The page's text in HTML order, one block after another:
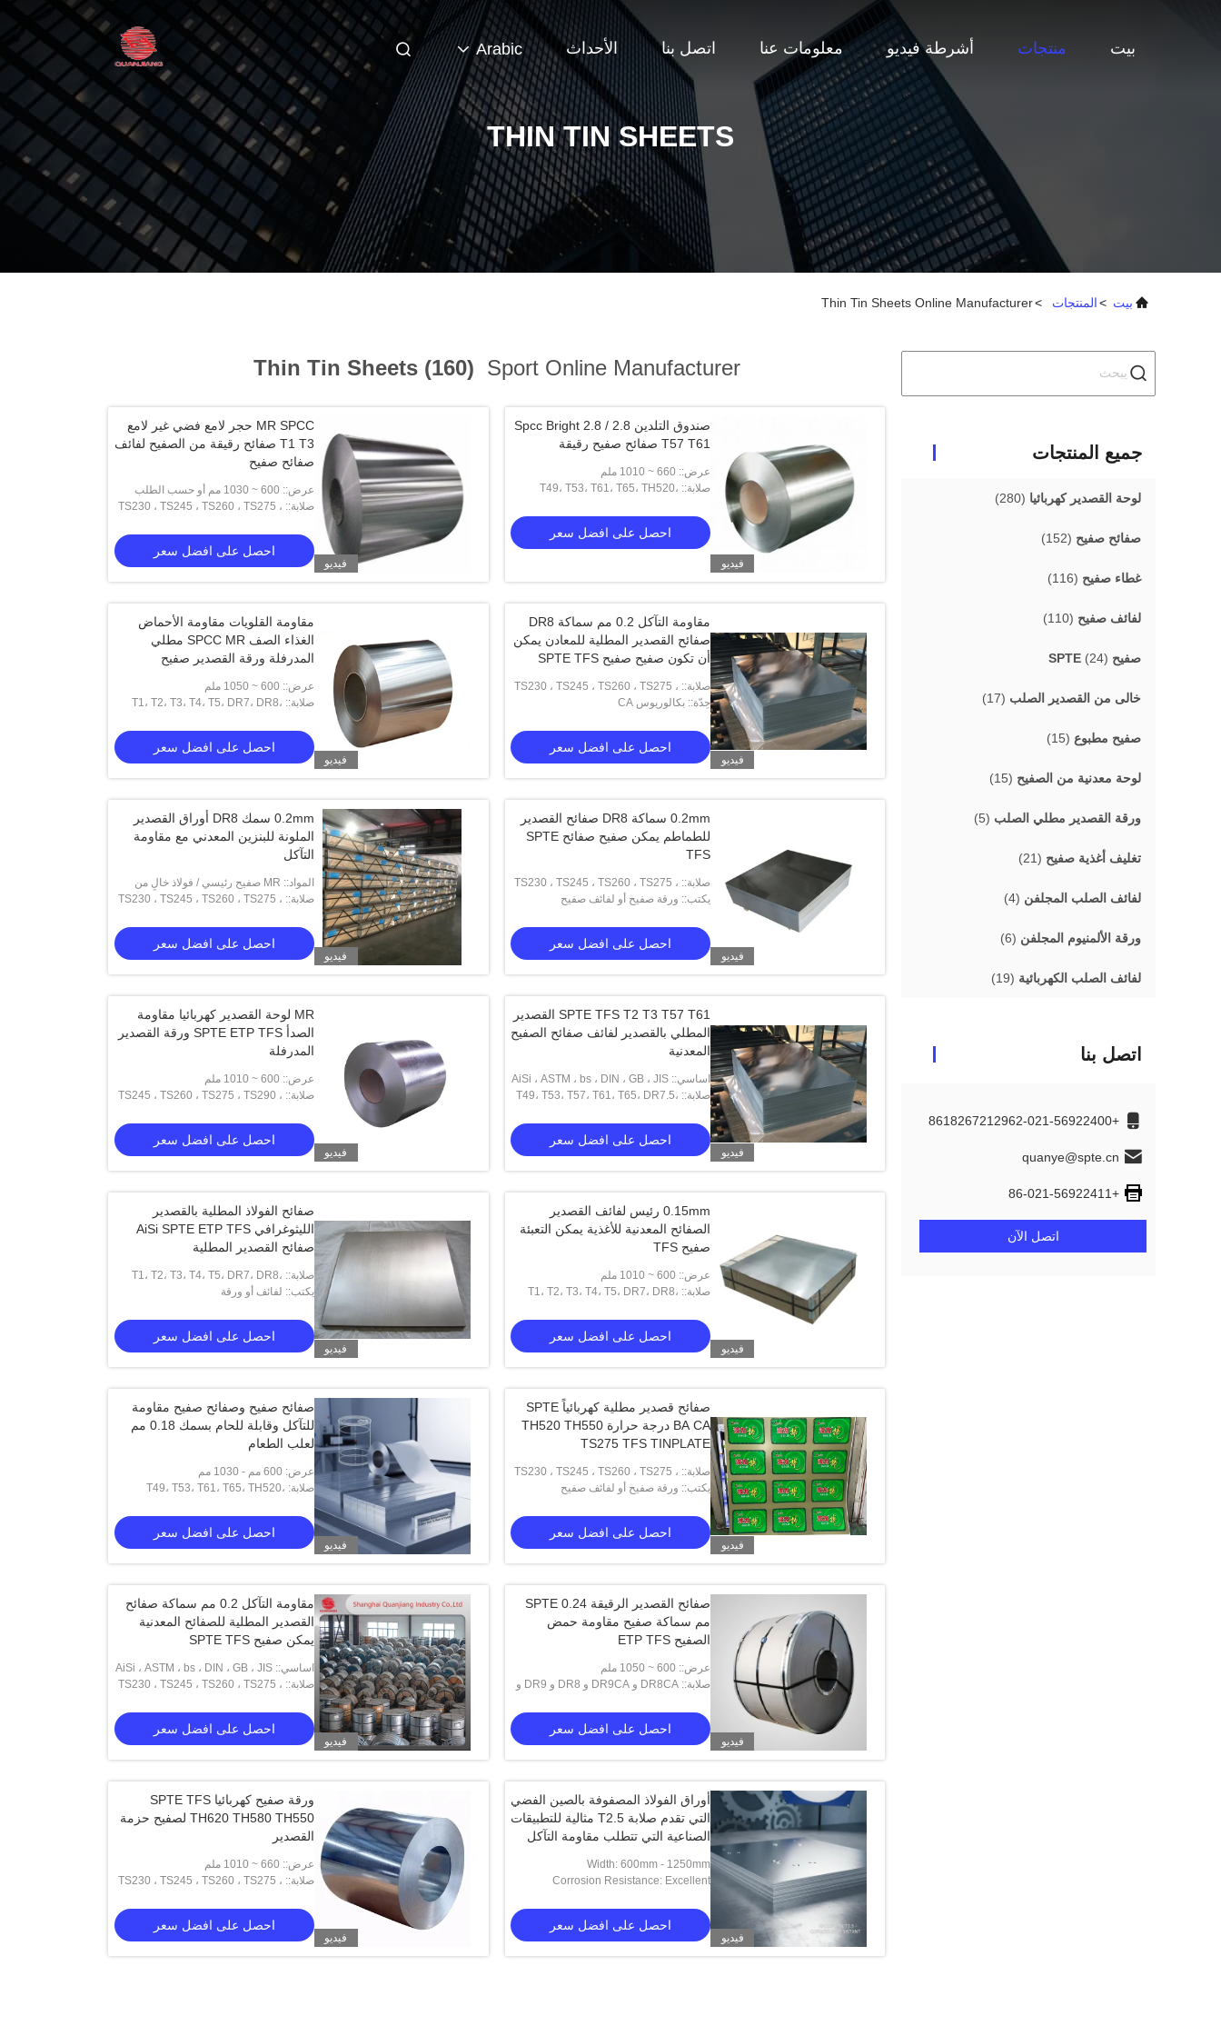
بيت منتجات أشرطة فيديو معلومات عنا اتصل بنا الأحداث Arabic
THIN TIN SHEETS
بيت >المنتجات >
Thin Tin Sheets Online Manufacturer
جميع المنتجات
لوحة القصدير كهربائيا (280)
صفائح صفيح (152)
غطاء صفيح (116)
لفائف صفيح (110)
صفيح SPTE (24)
خالى من القصدير الصلب (17)
صفيح مطبوع (15)
لوحة معدنية من الصفيح (15)
ورقة القصدير مطلي الصلب (5)
تغليف أغذية صفيح (21)
لفائف الصلب المجلفن (4)
ورقة الألمنيوم المجلفن (6)
لفائف الصلب الكهربائية (19)
اتصل بنا
+8618267212962-021-56922400
quanye@spte.cn
+86-021-56922411
اتصل الآن
Thin Tin Sheets (160) Sport Online Manufacturer
فيديو
صندوق التلدين Spcc Bright 2.8 / 2.8
T57 T61 صفائح صفيح رقيقة
عرض:: 660 ~ 1010 ملم
صلابة:: T49، T53، T61، T65، TH520،
احصل على افضل سعر
فيديو
MR SPCC حجر لامع فضي غير لامع
T1 T3 صفائح رقيقة من الصفيح لفائف
صفائح صفيح
عرض:: 600 ~ 1030 مم أو حسب الطلب
صلابة:: TS230 ، TS245 ، TS260 ، TS275 ،
TH550 ، TH580 ، TH620
احصل على افضل سعر
فيديو
مقاومة التآكل 0.2 مم سماكة DR8
صفائح القصدير المطلية للمعادن يمكن
أن تكون صفيح صفيح SPTE TFS
صلابة:: TS230 ، TS245 ، TS260 ، TS275 ،
TS290 ، TH415 ، TH435 ، TH520 ،
حِدّة:: بكالوريوس CA
احصل على افضل سعر
فيديو
مقاومة القلويات مقاومة الأحماض
الغذاء الصف SPCC MR مطلي
المدرفلة ورقة القصدير صفيح
عرض:: 600 ~ 1050 ملم
صلابة:: T1، T2، T3، T4، T5، DR7، DR8،
احصل على افضل سعر
فيديو
0.2mm سماكة DR8 صفائح القصدير
للطماطم يمكن صفيح صفائح SPTE
TFS
صلابة:: TS230 ، TS245 ، TS260 ، TS275 ،
TS290 ، TH415 ، TH435 ، TH520 ،
يكتب:: ورقة صفيح أو لفائف صفيح
احصل على افضل سعر
فيديو
0.2mm سمك DR8 أوراق القصدير
الملونة للبنزين المعدني مع مقاومة
التآكل
المواد:: MR صفيح رئيسي / فولاذ خالٍ من
القصديرصلابة:: TS230 ، TS245 ، TS260 ، TS275 ،
TH550 ، TH580 ، TH620
احصل على افضل سعر
فيديو
SPTE TFS T2 T3 T57 T61 القصدير
المطلي بالقصدير لفائف صفائح الصفيح
المعدنية
اساسي:: AiSi ، ASTM ، bs ، DIN ، GB ، JIS
صلابة:: T49، T53، T57، T61، T65، DR7.5،
احصل على افضل سعر
فيديو
MR لوحة القصدير كهربائيا مقاومة
الصدأ SPTE ETP TFS ورقة القصدير
المدرفلة
عرض:: 600 ~ 1010 ملم
صلابة:: TS245 ، TS260 ، TS275 ، TS290 ،
TH580 ، TH620.
احصل على افضل سعر
فيديو
0.15mm رئيس لفائف القصدير
الصفائح المعدنية للأغذية يمكن التعبئة
صفيح TFS
عرض:: 600 ~ 1010 ملم
صلابة:: T1، T2، T3، T4، T5، DR7، DR8،
احصل على افضل سعر
فيديو
صفائح الفولاذ المطلية بالقصدير
الليثوغرافي AiSi SPTE ETP TFS
صفائح القصدير المطلية
صلابة:: T1، T2، T3، T4، T5، DR7، DR8،
DR9، TH550، TH520
يكتب:: لفائف أو ورقة
احصل على افضل سعر
فيديو
صفائح قصدير مطلية كهربائياً SPTE
BA CA درجة حرارة TH520 TH550
TS275 TFS TINPLATE
صلابة:: TS230 ، TS245 ، TS260 ، TS275 ،
TS290 ، TH415 ، TH435 ، TH520 ،
يكتب:: ورقة صفيح أو لفائف صفيح
احصل على افضل سعر
فيديو
صفائح صفيح وصفائح صفيح مقاومة
للتآكل وقابلة للحام بسمك 0.18 مم
لعلب الطعام
عرض: 600 مم - 1030 مم
صلابة: T49، T53، T61، T65، TH520،
احصل على افضل سعر
فيديو
صفائح القصدير الرقيقة SPTE 0.24
مم سماكة صفيح مقاومة حمض
الصفيح ETP TFS
عرض:: 600 ~ 1050 ملم
صلابة:: DR8CA و DR9CA و DR8 و DR9 و
و T4BA و L T5CA K و T3BA و T2.5BA و T
احصل على افضل سعر
فيديو
مقاومة التآكل 0.2 مم سماكة صفائح
القصدير المطلية للصفائح المعدنية
يمكن صفيح SPTE TFS
اساسي:: AiSi ، ASTM ، bs ، DIN ، GB ، JIS
صلابة:: TS230 ، TS245 ، TS260 ، TS275 ،
TH550 ، TH580 ، TH620
احصل على افضل سعر
فيديو
أوراق الفولاذ المصفوفة بالصين الفضي
التي تقدم صلابة T2.5 مثالية للتطبيقات
الصناعية التي تتطلب مقاومة التآكل
Width: 600mm - 1250mm
Corrosion Resistance: Excellent
احصل على افضل سعر
فيديو
ورقة صفيح كهربائيا SPTE TFS
TH620 TH580 TH550 لصفيح حزمة
القصدير
عرض:: 660 ~ 1010 ملم
صلابة:: TS230 ، TS245 ، TS260 ، TS275 ،
، TH580 ، TH620
احصل على افضل سعر